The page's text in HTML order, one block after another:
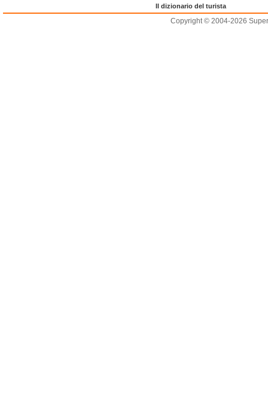
Il dizionario del turista
Copyright © 2004-2026